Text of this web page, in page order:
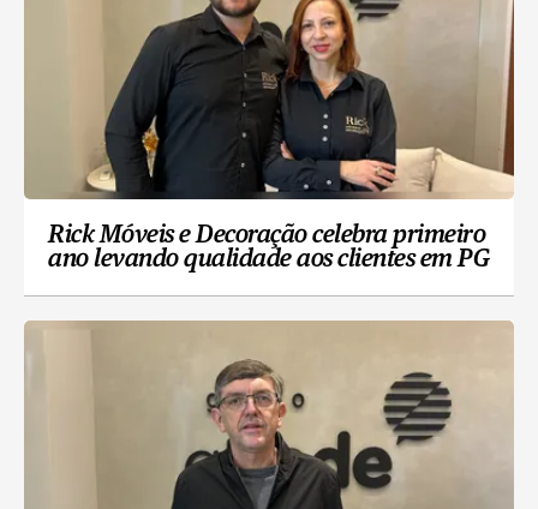
Rick Móveis e Decoração celebra primeiro
ano levando qualidade aos clientes em PG